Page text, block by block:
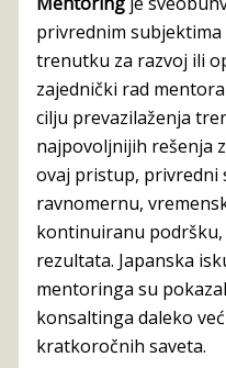
privrednim
trenutku za razvoj ili
zajednički rad
cilju prevazilaženja
najpovoljnijih rešenja
ovaj pristup, privredni
ravnomernu,
kontinuiranu
rezultata. Japanska
mentoringa su
konsaltinga daleko
kratkoročnih saveta.